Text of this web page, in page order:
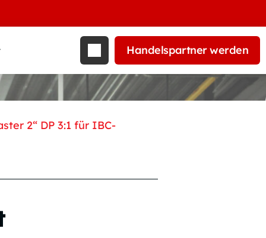
Handelspartner werden
2“ DP 3:1 für IBC-